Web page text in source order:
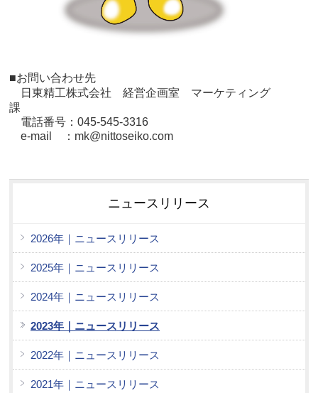
■お問い合わせ先
日東精工株式会社 経営企画室 マーケティング
課
電話番号：045-545-3316
e-mail ：mk@nittoseiko.com
ニュースリリース
2026年｜ニュースリリース
2025年｜ニュースリリース
2024年｜ニュースリリース
2023年｜ニュースリリース
2022年｜ニュースリリース
2021年｜ニュースリリース